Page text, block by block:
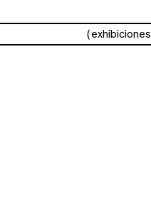
exhibiciones